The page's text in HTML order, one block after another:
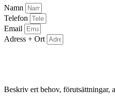
Namn
Telefon
Email
Adress + Ort
Beskriv ert behov, förutsättningar,